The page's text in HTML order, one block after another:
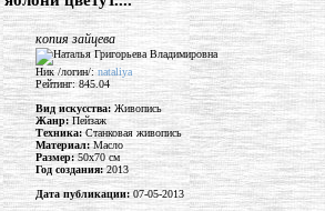
копия зайцева
Ник /логин/: nataliya
Рейтинг: 845.04
Вид искусства: Живопись
Жанр: Пейзаж
Техника:Станковая живопись
Материал:Масло
Размер:50x70 см
Год создания:2013
Дата публикации:07-05-2013